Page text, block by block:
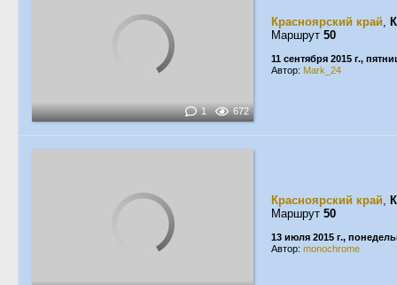
1 672
Красноярский край,
Маршрут 50
11 сентября 2015 г.,
Автор: Mark_24
Красноярский край,
Маршрут 50
13 июля 2015 г.,
Автор: monochrome